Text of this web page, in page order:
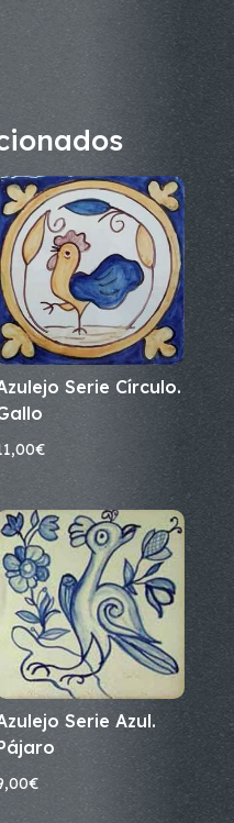
Serie Círculo.
€
Serie Azul.
€